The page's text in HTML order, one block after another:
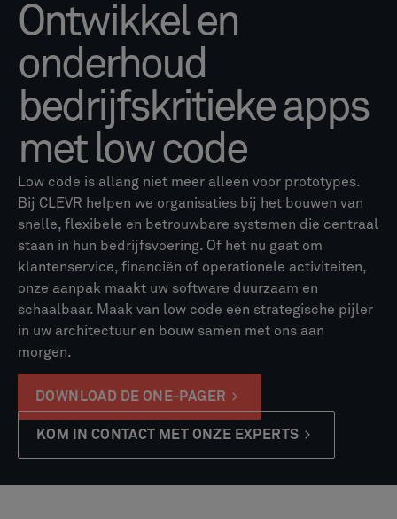
Ontwikkel en
onderhoud
bedrijfskritieke apps
met low code
Low code is allang niet meer alleen voor prototypes.
Bij CLEVR helpen we organisaties bij het bouwen van
snelle, flexibele en betrouwbare systemen die centraal
staan in hun bedrijfsvoering. Of het nu gaat om
klantenservice, financiën of operationele activiteiten,
onze aanpak maakt uw software duurzaam en
schaalbaar. Maak van low code een strategische pijler
in uw architectuur en bouw samen met ons aan
morgen.
DOWNLOAD DE ONE-PAGER
KOM IN CONTACT MET ONZE EXPERTS